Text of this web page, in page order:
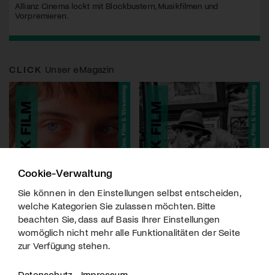
Allianz Cinema lockt mit Blockbustern, Musikfilmen und
Vorpremieren.
CLICK Unser eMagazin
Cookie-Verwaltung
Sie können in den Einstellungen selbst entscheiden,
welche Kategorien Sie zulassen möchten. Bitte
beachten Sie, dass auf Basis Ihrer Einstellungen
womöglich nicht mehr alle Funktionalitäten der Seite
zur Verfügung stehen.